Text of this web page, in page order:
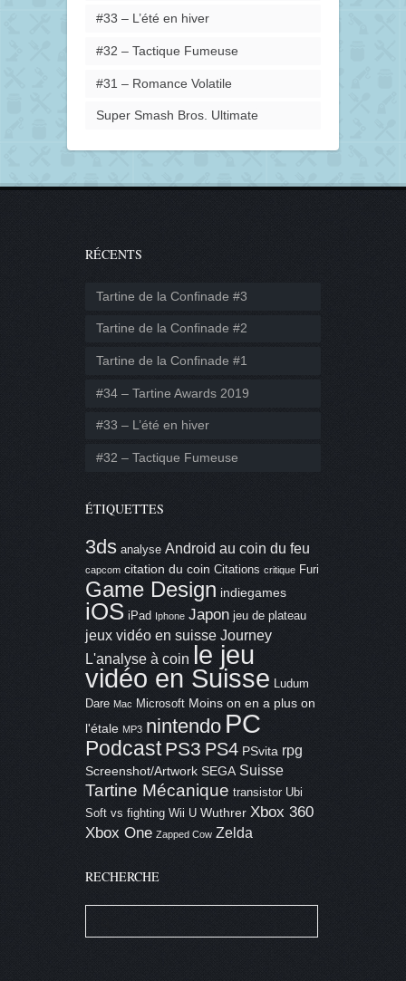
#33 – L’été en hiver
#32 – Tactique Fumeuse
#31 – Romance Volatile
Super Smash Bros. Ultimate
RÉCENTS
Tartine de la Confinade #3
Tartine de la Confinade #2
Tartine de la Confinade #1
#34 – Tartine Awards 2019
#33 – L’été en hiver
#32 – Tactique Fumeuse
ÉTIQUETTES
3ds analyse Android au coin du feu
capcom citation du coin Citations critique Furi
Game Design indiegames
iOS iPad Iphone Japon jeu de plateau
jeux vidéo en suisse Journey
L'analyse à coin le jeu
vidéo en Suisse Ludum
Dare Mac Microsoft Moins on en a plus on
l'étale MP3 nintendo PC
Podcast PS3 PS4 PSvita rpg
Screenshot/Artwork SEGA Suisse
Tartine Mécanique transistor Ubi
Soft vs fighting Wii U Wuthrer Xbox 360
Xbox One Zapped Cow Zelda
RECHERCHE